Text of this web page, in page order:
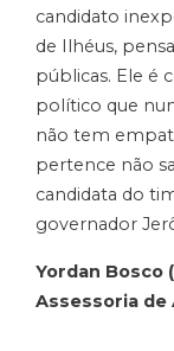
candidato
de Ilhéus,
públicas. Ele é
político que
não tem
pertence não
candidata do
governador
Yordan Bosco
Assessoria de